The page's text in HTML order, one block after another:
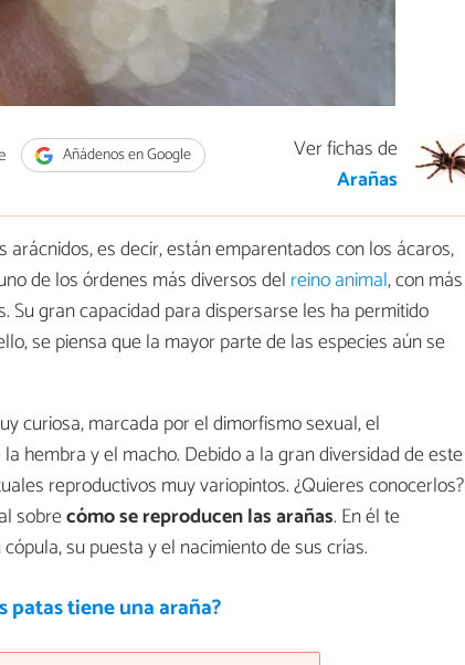
Añádenos en Google
Ver fichas de
Arañas
es decir, están emparentados con los ácaros,
de los órdenes más diversos del reino animal, con más
Su gran capacidad para dispersarse les ha permitido
se piensa que la mayor parte de las especies aún se
curiosa, marcada por el dimorfismo sexual, el
hembra y el macho. Debido a la gran diversidad de este
reproductivos muy variopintos. ¿Quieres conocerlos?
sobrecómo se reproducen las arañas. En él te
su puesta y el nacimiento de sus crías.
patas tiene una araña?